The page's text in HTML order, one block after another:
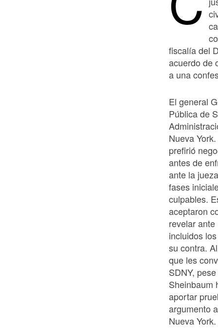
fiscalía del
acuerdo de
a una
El general
Pública de
Nueva
prefirió
antes de
ante la
fases
culpables.
aceptaron
revelar
incluidos
su contra.
que les
SDNY,
Sheinbaum
aportar
argumento
Nueva York.